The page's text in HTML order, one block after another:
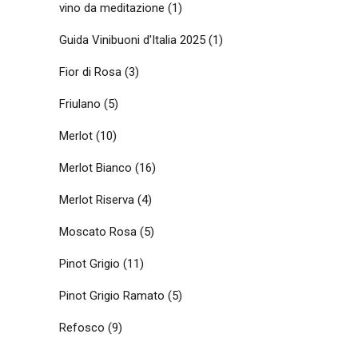
vino da meditazione (1)
Guida Vinibuoni d'Italia 2025 (1)
Fior di Rosa (3)
Friulano (5)
Merlot (10)
Merlot Bianco (16)
Merlot Riserva (4)
Moscato Rosa (5)
Pinot Grigio (11)
Pinot Grigio Ramato (5)
Refosco (9)